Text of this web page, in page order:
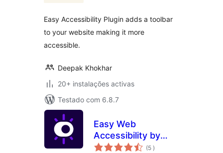
Easy Accessibility Plugin adds a toolbar
to your website making it more
accessible.
Deepak Khokhar
20+ instalações activas
Testado com 6.8.7
Easy Web
Accessibility by
Wawsome
(5 classificações
)